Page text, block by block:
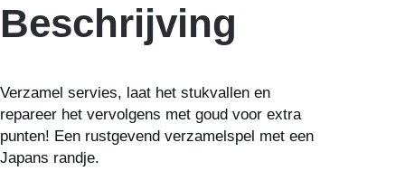
Beschrijving
Verzamel servies, laat het stukvallen en
repareer het vervolgens met goud voor extra
punten! Een rustgevend verzamelspel met een
Japans randje.